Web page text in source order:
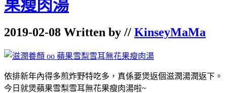
果瘦肉湯
2019-02-08 Written by // KinseyMaMa
依排新年內得多煎炸野特吃多，真係要煲返個滋潤湯潤返下 。
今日就煲蘋果雪梨雪耳無花果瘦肉湯啦~